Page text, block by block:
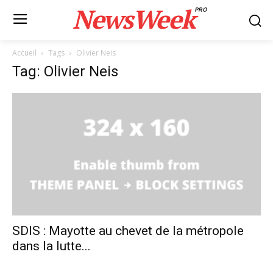
NewsWeekPRO
Accueil Tags Olivier Neis
Tag: Olivier Neis
SDIS : Mayotte au chevet de la métropole
dans la lutte...